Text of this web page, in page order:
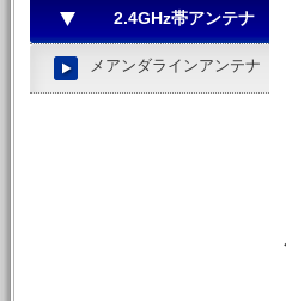
2.4GHz帯アンテナ
メアンダラインアンテナ